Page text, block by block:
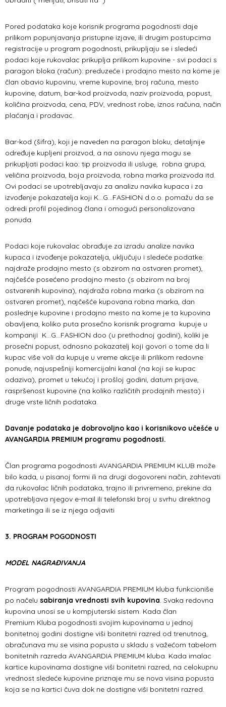
Pored podataka koje korisnik programa pogodnosti daje
prilikom popunjavanja pristupne izjave, ili drugim postupcima
registracije u program pogodnosti, prikupljaju se i sledeći
podaci koje rukovalac prikuplja prilikom kupovine - svi podaci s
paragon bloka (račun): preduzeće i prodajno mesto na kome je
član obavio kupovinu, vreme kupovine, broj računa, mesto
kupovine, datum, bar-kod proizvoda, naziv proizvoda, popust,
količina proizvoda, cena, PDV, vrednost robe, iznos računa, način
plaćanja i prodavac.
Bar-kod (šifra), koji je naveden na paragon bloku, detaljnije
određuje kupljeni proizvod, a na osnovu njega mogu se
prikupljati podaci kao: tip proizvoda ili usluge, robna grupa,
veličina proizvoda, boja proizvoda, robna marka proizvoda itd.
Ovi podaci se upotrebljavaju za analizu navika kupaca i za
izvođenje pokazatelja koji K...G...FASHION d.o.o. pomažu da se
odredi profil pojedinog člana i omogući personalizovana
ponuda.
Podaci koje rukovalac obrađuje za izradu analize navika
kupaca i izvođenje pokazatelja, uključuju i sledeće podatke:
najdraže prodajno mesto (s obzirom na ostvaren promet),
najčešće posećeno prodajno mesto (s obzirom na broj
ostvarenih kupovina), najdraža robna marka (s obzirom na
ostvaren promet), najčešće kupovana robna marka, dan
poslednje kupovine i prodajno mesto na kome je ta kupovina
obavljena, koliko puta prosečno korisnik programa kupuje u
kompaniji K...G...FASHION doo (u prethodnoj godini), koliki je
prosečni popust, odnosno pokazatelj koji govori o tome da li
kupac više voli da kupuje u vreme akcije ili prilikom redovne
ponude, najuspešniji komercijalni kanal (na koji se kupac
odaziva), promet u tekućoj i prošloj godini, datum prijave,
raspršenost kupovine (na koliko različitih prodajnih mesta) i
druge vrste ličnih podataka.
Davanje podataka je dobrovoljno kao i korisnikovo učešće u
AVANGARDIA PREMIUM programu pogodnosti.
Član programa pogodnosti AVANGARDIA PREMIUM KLUB može
bilo kada, u pisanoj formi ili na drugi dogovoreni način, zahtevati
da rukovalac ličnih podataka, trajno ili privremeno, prekine da
upotrebljava njegov e-mail ili telefonski broj u svrhu direktnog
marketinga ili se iz njega odjaviti
3. PROGRAM POGODNOSTI
MODEL NAGRAĐIVANJA
Program pogodnosti AVANGARDIA PREMIUM kluba funkcioniše
po načelu sabiranja vrednosti svih kupovina. Svaka redovna
kupovina unosi se u kompjuterski sistem. Kada član
Premium Kluba pogodnosti svojim kupovinama u jednoj
bonitetnoj godini dostigne viši bonitetni razred od trenutnog,
obračunava mu se visina popusta u skladu s važećom tabelom
bonitetnih razreda AVANGARDIA PREMIUM kluba. Kada imalac
kartice kupovinama dostigne viši bonitetni razred, na celokupnu
vrednost sledeće kupovine priznaje mu se nova visina popusta
koja se na kartici čuva dok ne dostigne viši bonitetni razred.